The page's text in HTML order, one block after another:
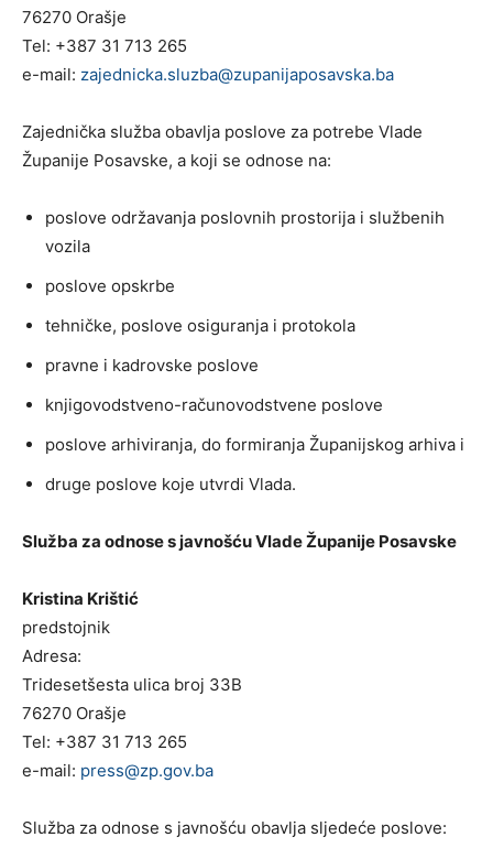
76270 Orašje
Tel: +387 31 713 265
e-mail: zajednicka.sluzba@zupanijaposavska.ba
Zajednička služba obavlja poslove za potrebe Vlade
Županije Posavske, a koji se odnose na:
poslove održavanja poslovnih prostorija i službenih
vozila
poslove opskrbe
tehničke, poslove osiguranja i protokola
pravne i kadrovske poslove
knjigovodstveno-računovodstvene poslove
poslove arhiviranja, do formiranja Županijskog arhiva i
druge poslove koje utvrdi Vlada.
Služba za odnose s javnošću Vlade Županije Posavske
Kristina Krištić
predstojnik
Adresa:
Tridesetšesta ulica broj 33B
76270 Orašje
Tel: +387 31 713 265
e-mail: press@zp.gov.ba
Služba za odnose s javnošću obavlja sljedeće poslove: